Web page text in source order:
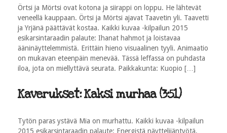
Örtsi ja Mörtsi ovat kotona ja siirappi on loppu. He lähtevät
veneellä kauppaan. Örtsi ja Mörtsi ajavat Taavetin yli. Taavetti
ja Yrjänä päättävät kostaa. Kaikki kuvaa -kilpailun 2015
esikarsintaraadin palaute: Ihanat hahmot ja loistavaa
ääninäyttelemmistä. Erittäin hieno visuaalinen tyyli. Animaatio
on mukavan eteenpäin menevää. Tässä leffassa on puhdasta
iloa, jota on miellyttävä seurata. Paikkakunta: Kuopio […]
Kaverukset: Kaksi murhaa (3:51)
Tytön paras ystävä Mia on murhattu. Kaikki kuvaa -kilpailun
2015 esikarsintaraadin palaute: Energistä näyttelijäntyötä,